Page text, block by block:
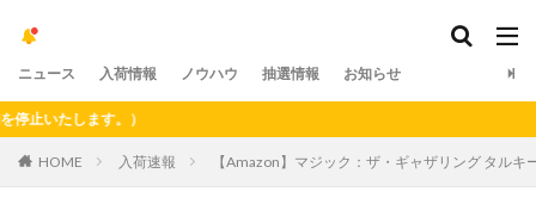
ニュース 入荷情報 ノウハウ 抽選情報 お知らせ
たします。）
HOME 入荷速報 【Amazon】マジック：ザ・ギャザリング タル